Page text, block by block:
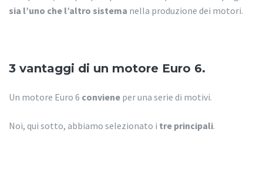
sia l’uno che l’altro sistema nella produzione dei motori.
3 vantaggi di un motore Euro 6.
Un motore Euro 6 conviene per una serie di motivi.
Noi, qui sotto, abbiamo selezionato i tre principali.